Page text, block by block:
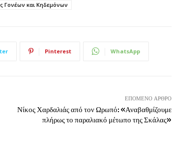
Γονέων και Κηδεμόνων
Pinterest WhatsApp
ΕΠΌΜΕΝΟ ΆΡΘΡΟ
Νίκος Χαρδαλιάς από τον Ωρωπό: «Αναβαθμίζουμε
πλήρως το παραλιακό μέτωπο της Σκάλας»